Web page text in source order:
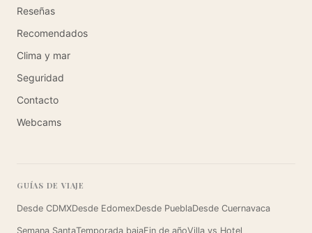
Reseñas
Recomendados
Clima y mar
Seguridad
Contacto
Webcams
GUÍAS DE VIAJE
Desde CDMXDesde EdomexDesde PueblaDesde Cuernavaca
Semana SantaTemporada bajaFin de añoVilla vs Hotel